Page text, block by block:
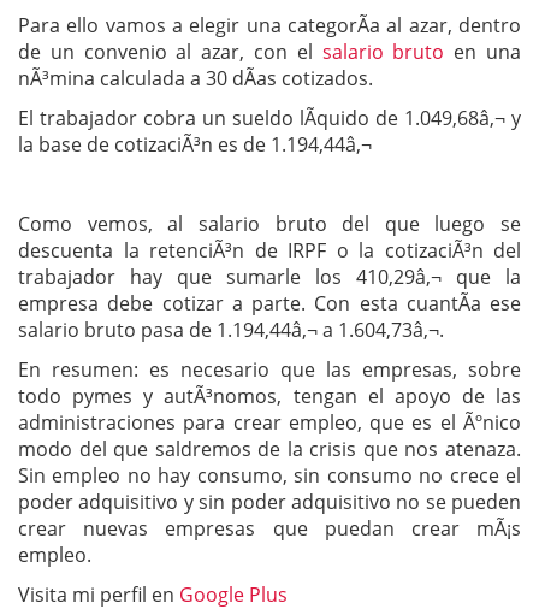
Para ello vamos a elegir una categorÃ­a al azar, dentro
de un convenio al azar, con el salario bruto en una
nÃ³mina calculada a 30 dÃ­as cotizados.
El trabajador cobra un sueldo lÃ­quido de 1.049,68â‚¬ y
la base de cotizaciÃ³n es de 1.194,44â‚¬
Como vemos, al salario bruto del que luego se
descuenta la retenciÃ³n de IRPF o la cotizaciÃ³n del
trabajador hay que sumarle los 410,29â‚¬ que la
empresa debe cotizar a parte. Con esta cuantÃ­a ese
salario bruto pasa de 1.194,44â‚¬ a 1.604,73â‚¬.
En resumen: es necesario que las empresas, sobre
todo pymes y autÃ³nomos, tengan el apoyo de las
administraciones para crear empleo, que es el Ãºnico
modo del que saldremos de la crisis que nos atenaza.
Sin empleo no hay consumo, sin consumo no crece el
poder adquisitivo y sin poder adquisitivo no se pueden
crear nuevas empresas que puedan crear mÃ¡s
empleo.
Visita mi perfil en Google Plus